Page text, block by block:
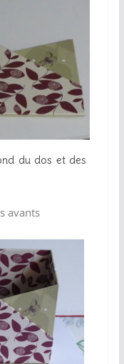
du dos et des
avants